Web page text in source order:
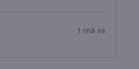
1 nhà xe